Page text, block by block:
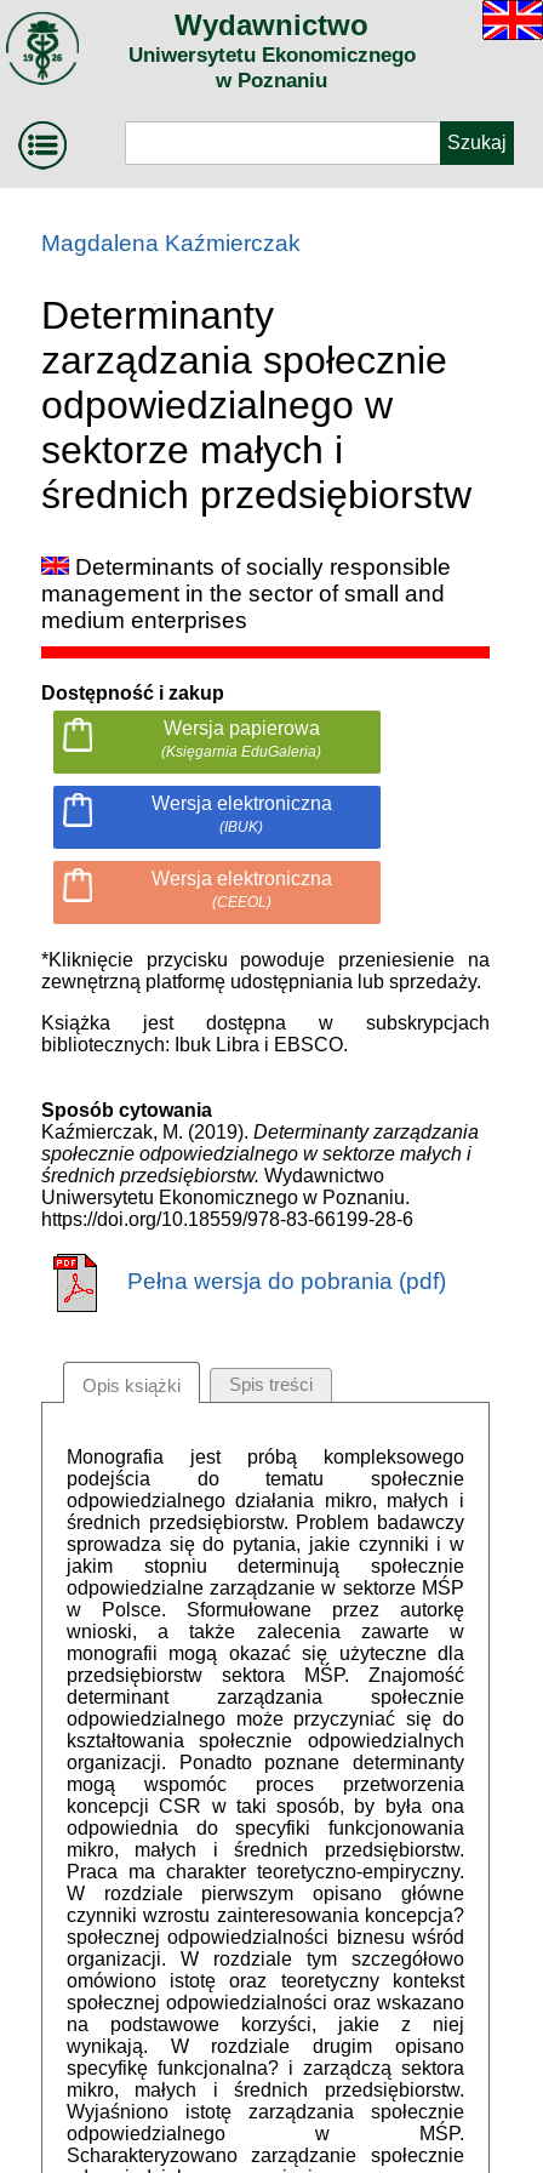
Wydawnictwo
Uniwersytetu Ekonomicznego
w Poznaniu
Magdalena Kaźmierczak
Determinanty
zarządzania społecznie
odpowiedzialnego w
sektorze małych i
średnich przedsiębiorstw
Determinants of socially responsible
management in the sector of small and
medium enterprises
Dostępność i zakup
Wersja papierowa
(Księgarnia EduGaleria)
Wersja elektroniczna
(IBUK)
Wersja elektroniczna
(CEEOL)
*Kliknięcie przycisku powoduje przeniesienie na
zewnętrzną platformę udostępniania lub sprzedaży.
Książka jest dostępna w subskrypcjach
bibliotecznych: Ibuk Libra i EBSCO.
Sposób cytowania
Kaźmierczak, M. (2019). Determinanty zarządzania
społecznie odpowiedzialnego w sektorze małych i
średnich przedsiębiorstw. Wydawnictwo
Uniwersytetu Ekonomicznego w Poznaniu.
https://doi.org/10.18559/978-83-66199-28-6
Pełna wersja do pobrania (pdf)
Opis książki Spis treści
Monografia jest próbą kompleksowego
podejścia do tematu społecznie
odpowiedzialnego działania mikro, małych i
średnich przedsiębiorstw. Problem badawczy
sprowadza się do pytania, jakie czynniki i w
jakim stopniu determinują społecznie
odpowiedzialne zarządzanie w sektorze MŚP
w Polsce. Sformułowane przez autorkę
wnioski, a także zalecenia zawarte w
monografii mogą okazać się użyteczne dla
przedsiębiorstw sektora MŚP. Znajomość
determinant zarządzania społecznie
odpowiedzialnego może przyczyniać się do
kształtowania społecznie odpowiedzialnych
organizacji. Ponadto poznane determinanty
mogą wspomóc proces przetworzenia
koncepcji CSR w taki sposób, by była ona
odpowiednia do specyfiki funkcjonowania
mikro, małych i średnich przedsiębiorstw.
Praca ma charakter teoretyczno-empiryczny.
W rozdziale pierwszym opisano główne
czynniki wzrostu zainteresowania koncepcja?
społecznej odpowiedzialności biznesu wśród
organizacji. W rozdziale tym szczegółowo
omówiono istotę oraz teoretyczny kontekst
społecznej odpowiedzialności oraz wskazano
na podstawowe korzyści, jakie z niej
wynikają. W rozdziale drugim opisano
specyfikę funkcjonalna? i zarządczą sektora
mikro, małych i średnich przedsiębiorstw.
Wyjaśniono istotę zarządzania społecznie
odpowiedzialnego w MŚP.
Scharakteryzowano zarządzanie społecznie